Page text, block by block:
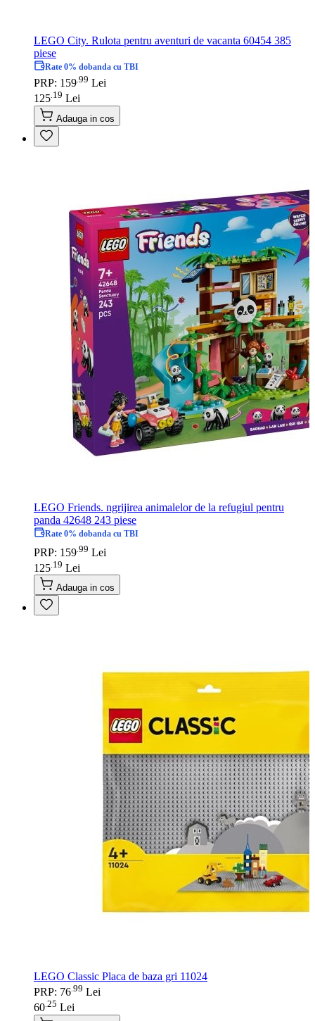
LEGO City. Rulota pentru aventuri de vacanta 60454 385
piese
Rate 0% dobanda cu TBI
PRP: 159 99 Lei
125 19 Lei
Adauga in cos
LEGO Friends. ngrijirea animalelor de la refugiul pentru
panda 42648 243 piese
Rate 0% dobanda cu TBI
PRP: 159 99 Lei
125 19 Lei
Adauga in cos
LEGO Classic Placa de baza gri 11024
PRP: 76 99 Lei
60.25 Lei